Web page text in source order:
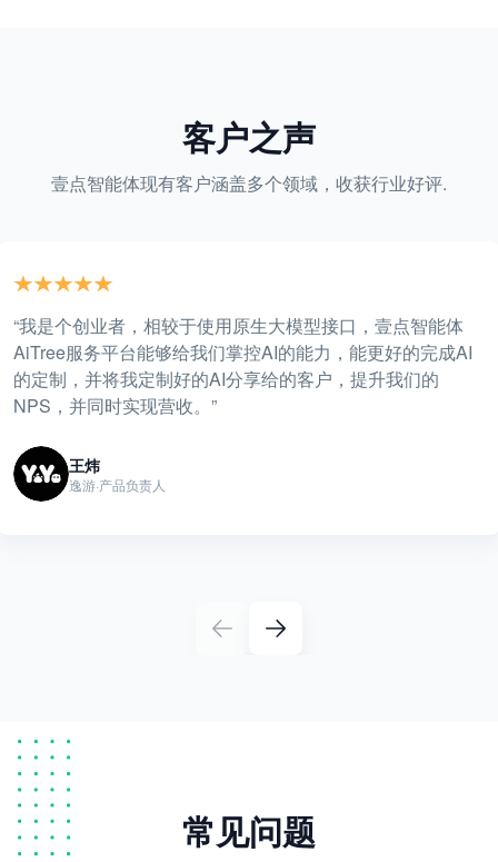
客户之声
壹点智能体现有客户涵盖多个领域，收获行业好评.
“我是个创业者，相较于使用原生大模型接口，壹点智能体
AiTree服务平台能够给我们掌控AI的能力，能更好的完成AI
的定制，并将我定制好的AI分享给的客户，提升我们的
NPS，并同时实现营收。”
王炜
逸游·产品负责人
常见问题